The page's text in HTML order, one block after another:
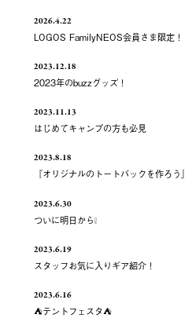
2026.4.22
LOGOS FamilyNEOS会員さま限定！
2023.12.18
2023年のbuzzグッズ！
2023.11.13
はじめてキャンプの方も必見
2023.8.18
『オリジナルのトートバックを作ろう』
2023.6.30
ついに明日から❕
2023.6.19
スタッフお気に入りギア紹介！
2023.6.16
⛺️テントフェスタ⛺️